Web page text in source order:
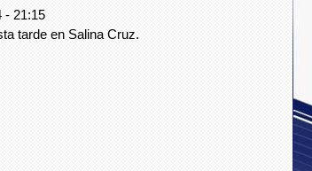
- 21:15
tarde en Salina Cruz.